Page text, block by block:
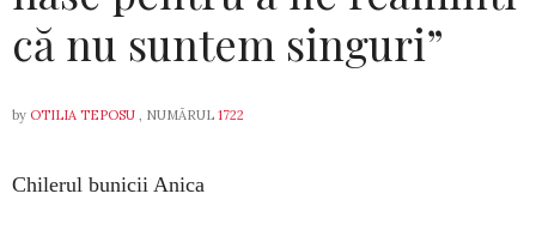
că nu suntem singuri”
by OTILIA TEPOSU , NUMĂRUL 1722
Chilerul bunicii Anica